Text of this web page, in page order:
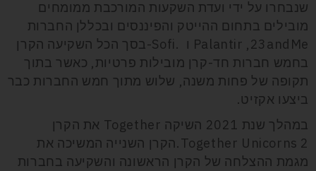
שנבחרו על ידי ועדת השקעות המורכבת ממומחים
מובילים בתחום ההייטק והפיננסים ובכללן החברות
Palantir ,23andMe ו .Sofi-בסך הכל השקיעה הקרן
בחמש חברות חד-קרן מובילות פרטיות, כאשר בתוך
תקופה של פחות משנה, שלוש מתוך חמש החברות כבר
ביצעו אקזיט.
במהלך שנת 2021 השיקה Together את הקרן
Together Unicorns 2.הקרן השנייה המשיכה את
מגמת ההצלחה של הקרן הראשונה והשקיעה בחברות